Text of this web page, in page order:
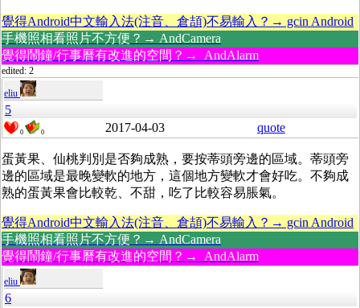
覺得Android中文輸入法(注音、倉頡)不易輸入？→ gcin Android
手機照相看照片不方便？→ AndCamera
覺得鬧鐘/行事曆有改進的空間？→ AndAlarm
edited: 2
eliu
5
0 0 2017-04-03 quote
蛋黃果、仙桃判別是否夠成熟，要按蒂頭旁邊的區域。蒂頭旁
邊的區域是最晚變軟的地方，這個地方變軟才會好吃。不夠成
熟的蛋黃果會比較乾、不甜，吃了比較容易脹氣。
覺得Android中文輸入法(注音、倉頡)不易輸入？→ gcin Android
手機照相看照片不方便？→ AndCamera
覺得鬧鐘/行事曆有改進的空間？→ AndAlarm
eliu
6